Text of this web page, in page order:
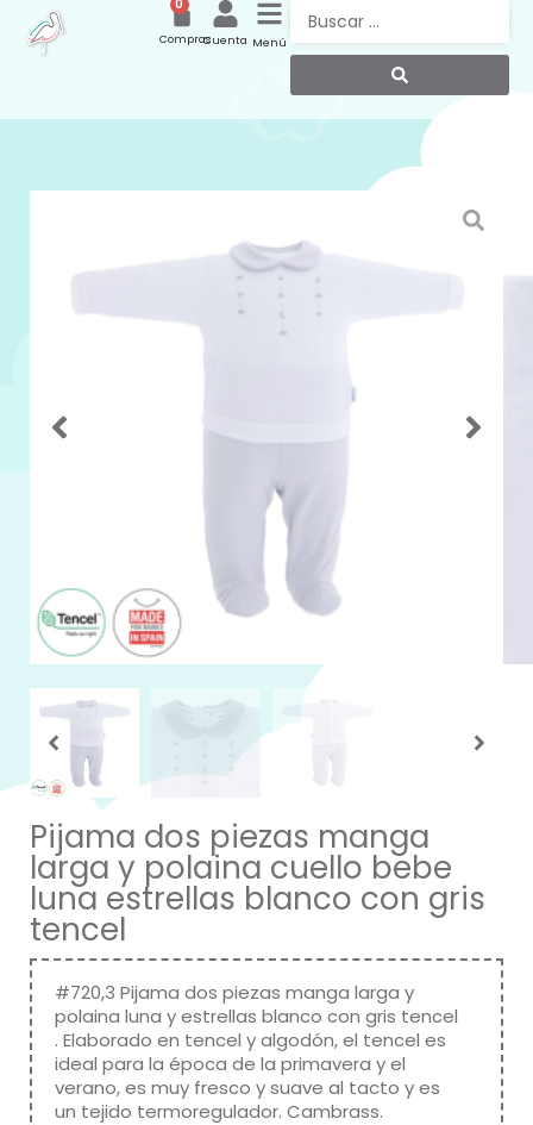
Menú
Cuenta
0
Compras
Pijama dos piezas manga
larga y polaina cuello bebe
luna estrellas blanco con gris
tencel
#720,3 Pijama dos piezas manga larga y
polaina luna y estrellas blanco con gris tencel
. Elaborado en tencel y algodón, el tencel es
ideal para la época de la primavera y el
verano, es muy fresco y suave al tacto y es
un tejido termoregulador. Cambrass.